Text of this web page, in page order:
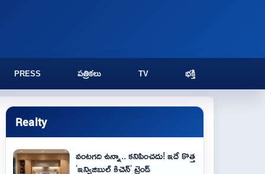
PRESS పత్రికలు TV భక్తి
Realty
వంటగది ఉన్నా.. కనిపించదు! ఇదే కొత్త
'ఇన్విజిబుల్ కిచెన్' ట్రెండ్